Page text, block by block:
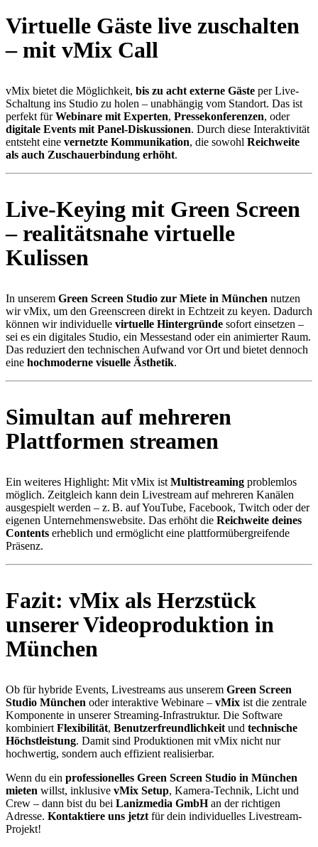
Virtuelle Gäste live zuschalten
– mit vMix Call
vMix bietet die Möglichkeit, bis zu acht externe Gäste per Live-
Schaltung ins Studio zu holen – unabhängig vom Standort. Das ist
perfekt fürWebinare mit Experten, Pressekonferenzen, oder
digitale Events mit Panel-Diskussionen. Durch diese Interaktivität
entsteht eine vernetzte Kommunikation, die sowohl Reichweite
als auch Zuschauerbindung erhöht.
Live-Keying mit Green Screen
– realitätsnahe virtuelle
Kulissen
In unserem Green Screen Studio zur Miete in München nutzen
wir vMix, um den Greenscreen direkt in Echtzeit zu keyen. Dadurch
können wir individuelle virtuelle Hintergründe sofort einsetzen –
sei es ein digitales Studio, ein Messestand oder ein animierter Raum.
Das reduziert den technischen Aufwand vor Ort und bietet dennoch
eine hochmoderne visuelle Ästhetik.
Simultan auf mehreren
Plattformen streamen
Ein weiteres Highlight: Mit vMix ist Multistreaming problemlos
möglich. Zeitgleich kann dein Livestream auf mehreren Kanälen
ausgespielt werden – z. B. auf YouTube, Facebook, Twitch oder der
eigenen Unternehmenswebsite. Das erhöht die Reichweite deines
Contents erheblich und ermöglicht eine plattformübergreifende
Präsenz.
Fazit: vMix als Herzstück
unserer Videoproduktion in
München
Ob für hybride Events, Livestreams aus unserem Green Screen
Studio München oder interaktive Webinare – vMix ist die zentrale
Komponente in unserer Streaming-Infrastruktur. Die Software
kombiniert Flexibilität, Benutzerfreundlichkeit und technische
Höchstleistung. Damit sind Produktionen mit vMix nicht nur
hochwertig, sondern auch effizient realisierbar.
Wenn du ein professionelles Green Screen Studio in München
mieten willst, inklusive vMix Setup, Kamera-Technik, Licht und
Crew – dann bist du bei Lanizmedia GmbHan der richtigen
Adresse. Kontaktiere uns jetzt für dein individuelles Livestream-
Projekt!